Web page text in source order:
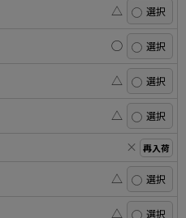
△
◯
△
△
× 再入荷
△
△